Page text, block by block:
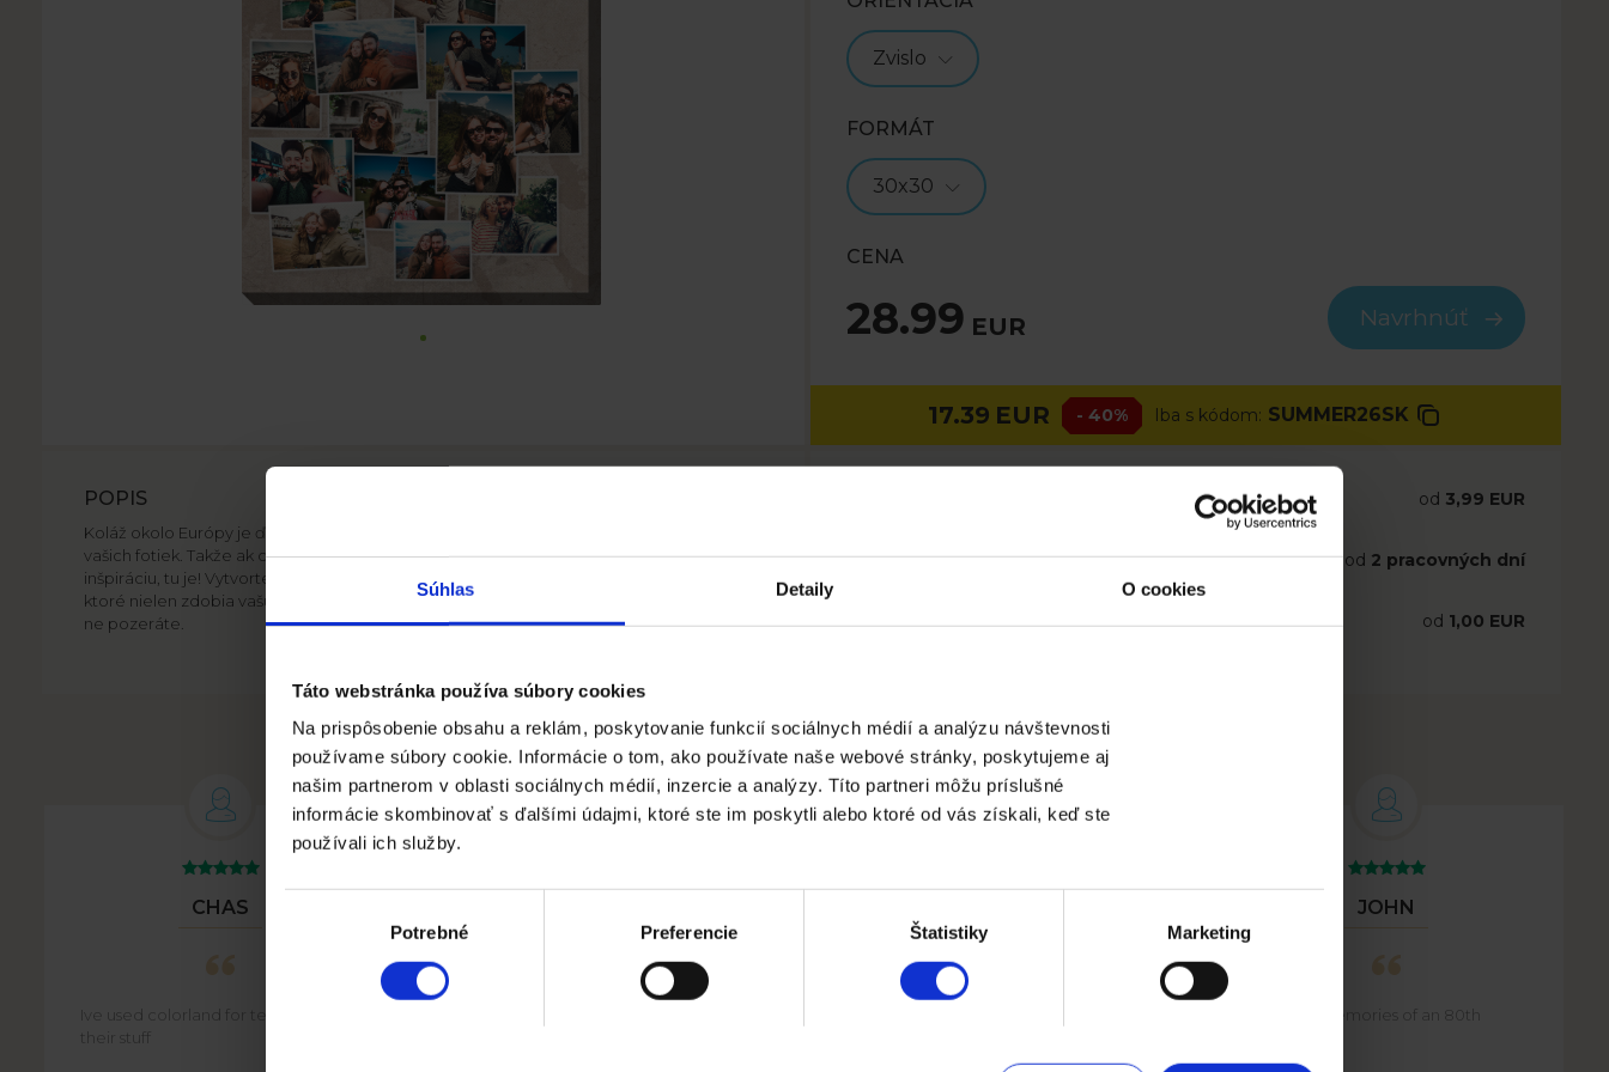
Súhlas Detaily O cookies
Táto webstránka používa súbory cookies
Na prispôsobenie obsahu a reklám, poskytovanie funkcií sociálnych médií a analýzu návštevnosti
používame súbory cookie. Informácie o tom, ako používate naše webové stránky, poskytujeme aj
našim partnerom v oblasti sociálnych médií, inzercie a analýzy. Títo partneri môžu príslušné
informácie skombinovať s ďalšími údajmi, ktoré ste im poskytli alebo ktoré od vás získali, keď ste
používali ich služby.
Potrebné Preferencie Štatistiky Marketing
Zvislo
FORMÁT
30x30
CENA
28.99 EUR Navrhnúť
17.39 EUR - 40% Iba s kódom: SUMMER26SK
POPIS
Koláž okolo Európy je ďalšia šablóna fotoobrazu, ktorá na prvom mieste stavia ... koláž
vašich fotiek. Takže ak chcete vytlačiť fotografie, napríklad z dovolenky a hľadáte
inšpiráciu, tu je! Vytvorte jedinečný doplnok k vášmu interiéru vo svetlých odtieňoch,
ktoré nielen zdobia vašu stenu, ale tiež vám prinesú najkrajšie spomienky vždy, keď sa na
ne pozeráte.
od 3,99 EUR
DOBA DODANIA od 2 pracovných dní
od 1,00 EUR
CHAS
Ive used colorland for tears. Love
their stuff
platform, with simple software and
JOHN
Beautiful memories of an 80th